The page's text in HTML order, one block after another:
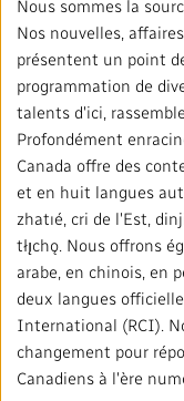
Nous sommes la
Nos nouvelles,
présentent un point
programmation de
talents d'ici,
Profondément
Canada offre des
et en huit langues
zhatıé, cri de l'Est,
tłı̨chǫ. Nous offrons
arabe, en chinois, en
deux langues
International (RCI).
changement pour
Canadiens à l'ère